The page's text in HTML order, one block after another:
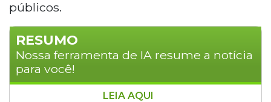
públicos.
RESUMO
Nossa ferramenta de IA resume a notícia
para você!
LEIA AQUI